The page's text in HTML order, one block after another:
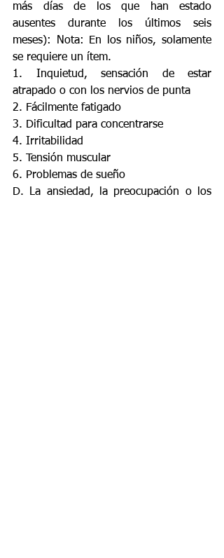
más días de los que han estado
ausentes durante los últimos seis
meses): Nota: En los niños, solamente
se requiere un ítem.
1. Inquietud, sensación de estar
atrapado o con los nervios de punta
2. Fácilmente fatigado
3. Dificultad para concentrarse
4. Irritabilidad
5. Tensión muscular
6. Problemas de sueño
D. La ansiedad, la preocupación o los